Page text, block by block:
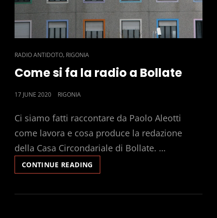
CAT
LINKS
RADIO ANTIDOTO, RIGONIA
Come si fa la radio a Bollate
POSTED
17 JUNE 2020 RIGONIA
Ci siamo fatti raccontare da Paolo Aleotti
come lavora e cosa produce la redazione
della Casa Circondariale di Bollate. …
CONTINUE READING
SI
LA